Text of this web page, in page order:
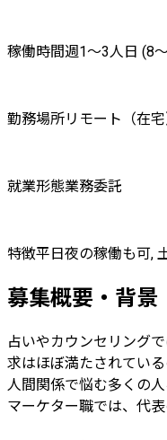
稼働時間週1〜3人日 (8
勤務場所リモート（在宅
就業形態業務委託
特徴平日夜の稼働も可,
募集概要・背景
占いやカウンセリング
求はほぼ満たされてい
人間関係で悩む多くの
マーケター職では、代